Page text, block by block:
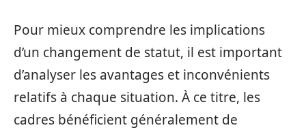
Pour mieux comprendre les implications
d’un changement de statut, il est important
d’analyser les avantages et inconvénients
relatifs à chaque situation. À ce titre, les
cadres bénéficient généralement de